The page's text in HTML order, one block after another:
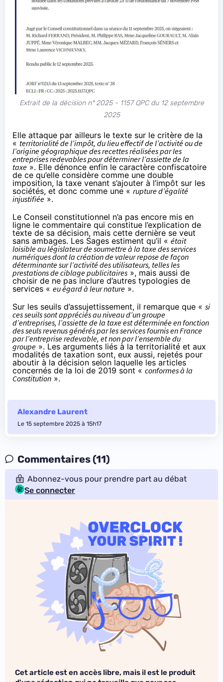
Extrait de la décision n° 2025 - 1157 QPC du 12 septembre
2025
Elle attaque par ailleurs le texte sur le critère de la
« territorialité de l’impôt, du lieu effectif de l’activité ou de
l’origine géographique des recettes réalisées par les
entreprises redevables pour déterminer l’assiette de la
taxe ». Elle dénonce enfin le caractère confiscatoire
de ce qu’elle considère comme une double
imposition, la taxe venant s’ajouter à l’impôt sur les
sociétés, et donc comme une « rupture d’égalité
injustifiée».
Le Conseil constitutionnel n’a pas encore mis en
ligne le commentaire qui constitue l’explication de
texte de sa décision, mais cette dernière se veut
sans ambages. Les Sages estiment qu’il « était
loisible au législateur de soumettre à la taxe des services
numériques dont la création de valeur repose de façon
déterminante sur l’activité des utilisateurs, telles les
prestations de ciblage publicitaires », mais aussi de
choisir de ne pas inclure d’autres typologies de
services « eu égard à leur nature ».
Sur les seuils d’assujettissement, il remarque que « si
ces seuils sont appréciés au niveau d’un groupe
d’entreprises, l’assiette de la taxe est déterminée en fonction
des seuls revenus générés par les services fournis en France
par l’entreprise redevable, et non par l’ensemble du
groupe ». Les arguments liés à la territorialité et aux
modalités de taxation sont, eux aussi, rejetés pour
aboutir à la décision selon laquelle les articles
concernés de la loi de 2019 sont « conformes à la
Constitution ».
Alexandre Laurent
Le 15 septembre 2025 à 15h17
Commentaires (11)
Abonnez-vous pour prendre part au débat
Se connecter
Cet article est en accès libre, mais il est le produit